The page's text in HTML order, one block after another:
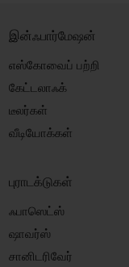
இன்ஃபார்மேஷன்
எஸ்கோவைப் பற்றி
கேட்டலாஃக்
டீலர்கள்
வீடியோக்கள்
புராடக்டுகள்
ஃபாஸெட்ஸ்
ஷாவர்ஸ்
சானிடரிவேர்